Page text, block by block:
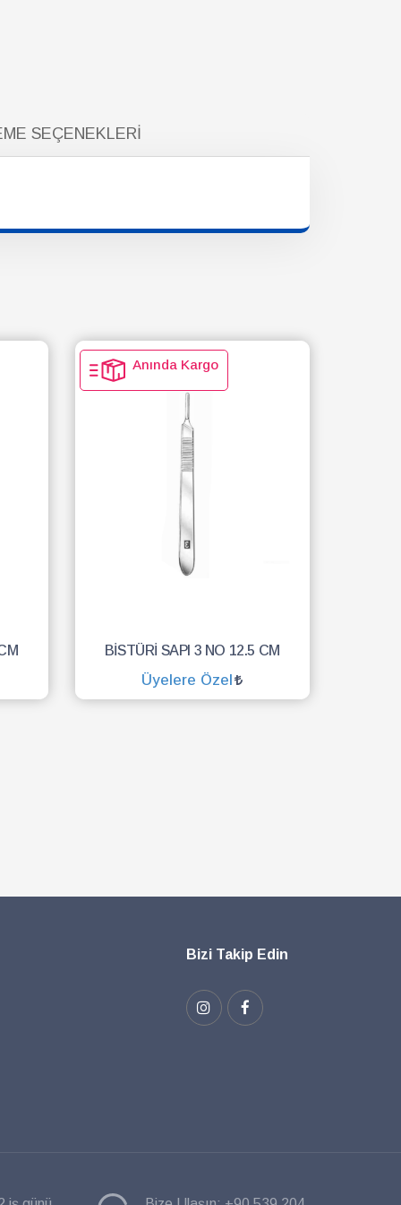
SEÇENEKLERI
Anında Kargo
BİSTÜRİ SAPI 3 NO 12.5 CM
Üyelere Özel
Bizi Takip Edin